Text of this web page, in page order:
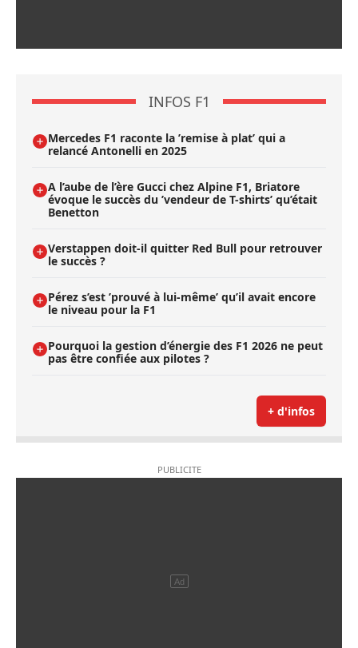
INFOS F1
Mercedes F1 raconte la ’remise à plat’ qui a
relancé Antonelli en 2025
A l’aube de l’ère Gucci chez Alpine F1, Briatore
évoque le succès du ’vendeur de T-shirts’ qu’était
Benetton
Verstappen doit-il quitter Red Bull pour retrouver
le succès ?
Pérez s’est ’prouvé à lui-même’ qu’il avait encore
le niveau pour la F1
Pourquoi la gestion d’énergie des F1 2026 ne peut
pas être confiée aux pilotes ?
+ d'infos